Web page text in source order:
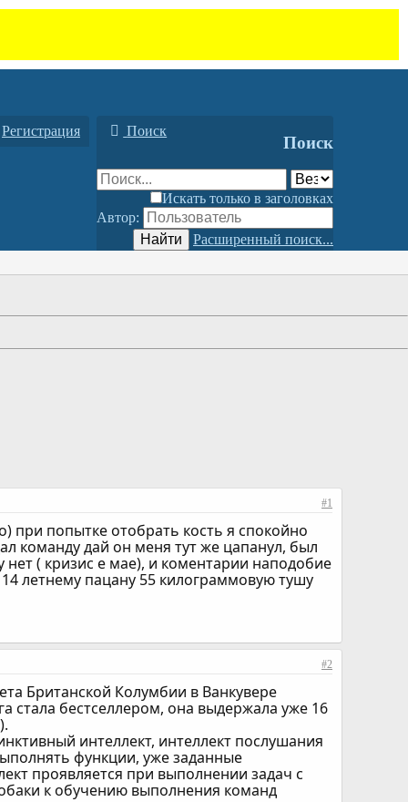
Регистрация Поиск
Поиск
Искать только в заголовках
Автор:
Найти
Расширенный поиск...
#1
при попытке отобрать кость я спокойно
команду дай он меня тут же цапанул, был
( кризис е мае), и коментарии наподобие
летнему пацану 55 килограммовую тушу
#2
Британской Колумбии в Ванкувере
стала бестселлером, она выдержала уже 16
интеллект, интеллект послушания
функции, уже заданные
проявляется при выполнении задач с
к обучению выполнения команд